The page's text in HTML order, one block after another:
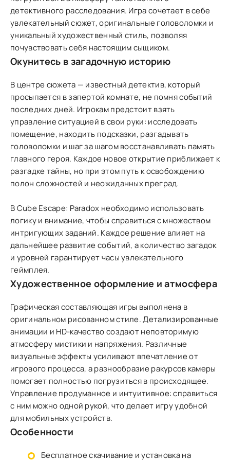
детективного расследования. Игра сочетает в себе
увлекательный сюжет, оригинальные головоломки и
уникальный художественный стиль, позволяя
почувствовать себя настоящим сыщиком.
Окунитесь в загадочную историю
В центре сюжета — известный детектив, который
просыпается в запертой комнате, не помня событий
последних дней. Игрокам предстоит взять
управление ситуацией в свои руки: исследовать
помещение, находить подсказки, разгадывать
головоломки и шаг за шагом восстанавливать память
главного героя. Каждое новое открытие приближает к
разгадке тайны, но при этом путь к освобождению
полон сложностей и неожиданных преград.
В Cube Escape: Paradox необходимо использовать
логику и внимание, чтобы справиться с множеством
интригующих заданий. Каждое решение влияет на
дальнейшее развитие событий, а количество загадок
и уровней гарантирует часы увлекательного
геймплея.
Художественное оформление и атмосфера
Графическая составляющая игры выполнена в
оригинальном рисованном стиле. Детализированные
анимации и HD-качество создают неповторимую
атмосферу мистики и напряжения. Различные
визуальные эффекты усиливают впечатление от
игрового процесса, а разнообразие ракурсов камеры
помогает полностью погрузиться в происходящее.
Управление продуманное и интуитивное: справиться
с ним можно одной рукой, что делает игру удобной
для мобильных устройств.
Особенности
Бесплатное скачивание и установка на